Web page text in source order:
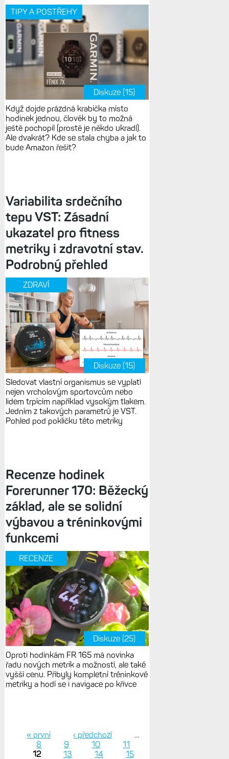
TIPY A POSTŘEHY
Diskuze (15)
Když dojde prázdná krabička místo
hodinek jednou, člověk by to možná
ještě pochopil (prostě je někdo ukradl).
Ale dvakrát? Kde se stala chyba a jak to
bude Amazon řešit?
Variabilita srdečního
tepu VST: Zásadní
ukazatel pro fitness
metriky i zdravotní stav.
Podrobný přehled
ZDRAVÍ
Diskuze (15)
Sledovat vlastní organismus se vyplatí
nejen vrcholovým sportovcům nebo
lidem trpícím například vysokým tlakem.
Jedním z takových parametrů je VST.
Pohled pod pokličku této metriky
Recenze hodinek
Forerunner 170: Běžecký
základ, ale se solidní
výbavou a tréninkovými
funkcemi
RECENZE
Diskuze (25)
Oproti hodinkám FR 165 má novinka
řadu nových metrik a možností, ale také
vyšší cenu. Přibyly kompletní tréninkové
metriky a hodí se i navigace po křivce
Stránky
« první ‹ předchozí
…
8
9 10
11
12
13 14 15